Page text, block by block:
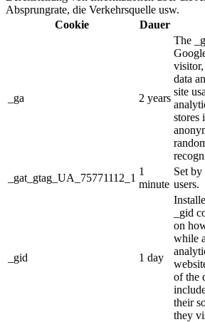
Absprungrate, die Verkehrsquelle usw.
Cookie
Dauer
_ga 2 years
The
visitor,
data
site
stores
_gat_gtag_UA_75771112_1
1
minute
Set
users.
_gid 1 day
_gid
on
while
of the
their
they